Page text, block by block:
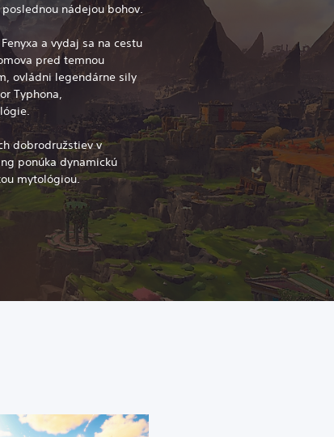
nádejou bohov.
a vydaj sa na cestu
pred temnou
ovládni legendárne sily
Typhona,
dobrodružstiev v
ponúka dynamickú
mytológiou.